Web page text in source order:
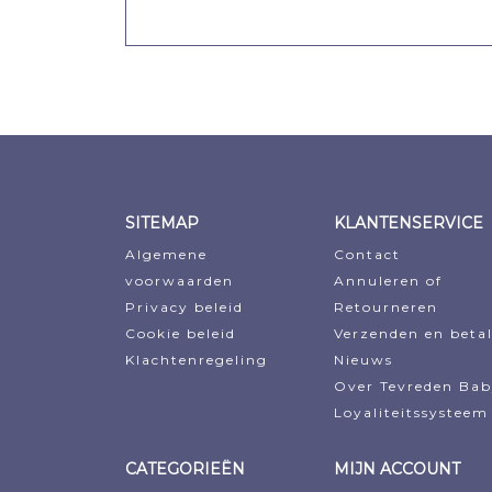
29,57
Oorspronkelijke
was:
€85,30
Huidige
is:
was:
€
is:
SITEMAP
Algemene
voorwaarden
Privacy beleid
Cookie beleid
Klachtenregeling
KLANTENSERVICE
Contact
Annuleren of
Retourneren
Verzenden en
Nieuws
Over Tevreden
Loyaliteitssysteem
CATEGORIEËN MIJN ACCOUNT